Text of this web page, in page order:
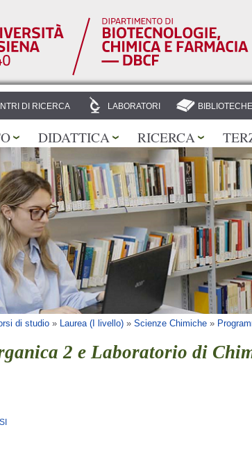
DI RICERCA LABORATORI BIBLIOTECHE
DIDATTICA RICERCA
di studio » Laurea (I livello) » Scienze Chimiche »
2 e Laboratorio di